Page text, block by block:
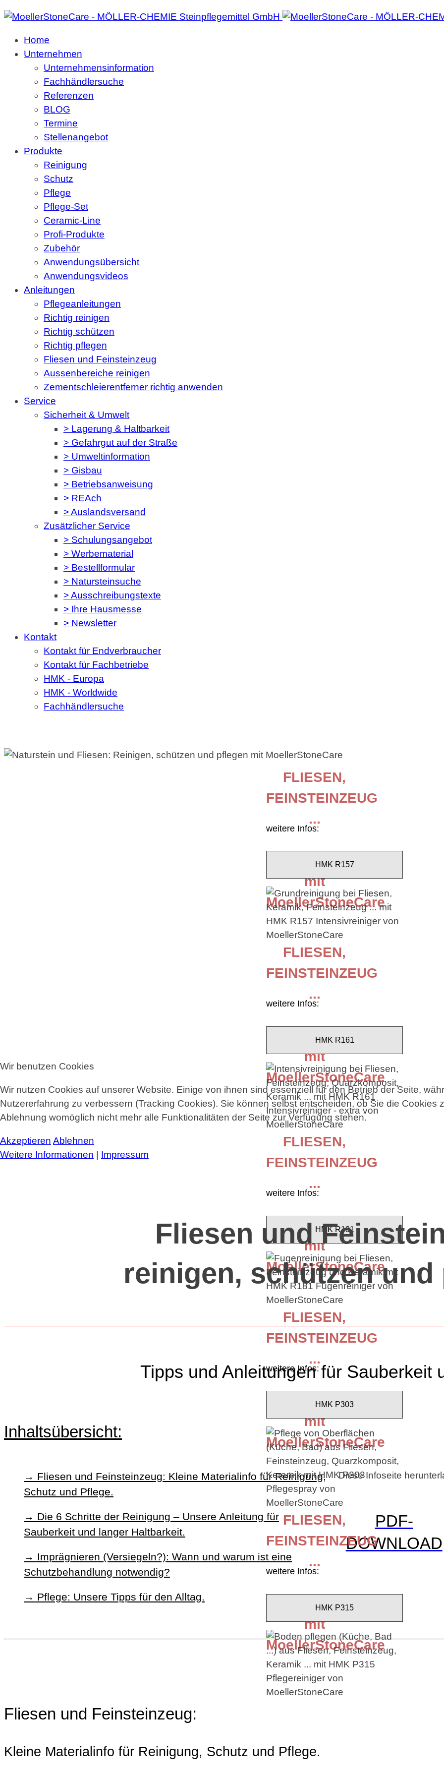
Home
Unternehmen
Unternehmensinformation
Fachhändlersuche
Referenzen
BLOG
Termine
Stellenangebot
Produkte
Reinigung
Schutz
Pflege
Pflege-Set
Ceramic-Line
Profi-Produkte
Zubehör
Anwendungsübersicht
Anwendungsvideos
Anleitungen
Pflegeanleitungen
Richtig reinigen
Richtig schützen
Richtig pflegen
Fliesen und Feinsteinzeug
Aussenbereiche reinigen
Zementschleierentferner richtig anwenden
Service
Sicherheit & Umwelt
> Lagerung & Haltbarkeit
> Gefahrgut auf der Straße
> Umweltinformation
> Gisbau
> Betriebsanweisung
> REAch
> Auslandsversand
Zusätzlicher Service
> Schulungsangebot
> Werbematerial
> Bestellformular
> Natursteinsuche
> Ausschreibungstexte
> Ihre Hausmesse
> Newsletter
Kontakt
Kontakt für Endverbraucher
Kontakt für Fachbetriebe
HMK - Europa
HMK - Worldwide
Fachhändlersuche
FLIESEN,
FEINSTEINZEUG
...
Grundreinigung
mit
MoellerStoneCare
weitere Infos:
HMK R157
FLIESEN,
FEINSTEINZEUG
...
Intensivreinigung
mit
MoellerStoneCare
weitere Infos:
HMK R161
FLIESEN,
FEINSTEINZEUG
...
Fugenreinigung
mit
MoellerStoneCare
weitere Infos:
HMK R181
FLIESEN,
FEINSTEINZEUG
...
Oberflächenpflege
mit
MoellerStoneCare
weitere Infos:
HMK P303
FLIESEN,
FEINSTEINZEUG
...
Bodenpflege
mit
MoellerStoneCare
weitere Infos:
HMK P315
Fliesen und
reinigen, schützen und
Tipps und Anleitungen für Sauberkeit
Inhaltsübersicht:
Fliesen und Feinsteinzeug: Kleine Materialinfo für Reinigung,
Schutz und Pflege.
Die 6 Schritte der Reinigung – Unsere Anleitung für
Sauberkeit und langer Haltbarkeit.
Imprägnieren (Versiegeln?): Wann und warum ist eine
Schutzbehandlung notwendig?
Pflege: Unsere Tipps für den Alltag.
Diese Infoseite
PDF-
DOWNLOAD
Fliesen und Feinsteinzeug:
Kleine Materialinfo für Reinigung, Schutz und Pflege.
Wir benutzen Cookies
Wir nutzen Cookies auf unserer Website. Einige von ihnen sind essenziell für den Betrieb der Seite,
Nutzererfahrung zu verbessern (Tracking Cookies). Sie können selbst entscheiden, ob Sie die
Ablehnung womöglich nicht mehr alle Funktionalitäten der Seite zur Verfügung stehen.
Akzeptieren Ablehnen
Weitere Informationen
Impressum